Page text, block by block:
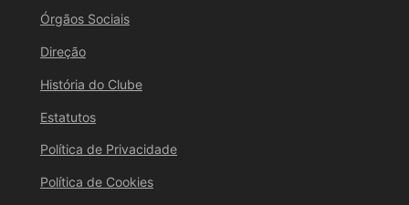
Órgãos Sociais
Direção
História do Clube
Estatutos
Política de Privacidade
Política de Cookies